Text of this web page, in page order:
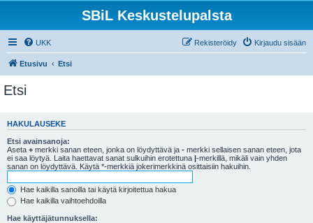
SBiL Keskustelupalsta
UKK Kirjaudu sisään
Rekisteröidy
Etusivu Etsi
Etsi
HAKULAUSEKE
Etsi avainsanoja:
Aseta + merkki sanan eteen, jonka on löydyttävä ja - merkki sellaisen sanan eteen, jota
ei saa löytyä. Laita haettavat sanat sulkuihin erotettuna |-merkillä, mikäli vain yhden
sanan on löydyttävä. Käytä *-merkkiä jokerimerkkinä osittaisiin hakuihin.
Hae kaikilla sanoilla tai käytä kirjoitettua hakua
Hae kaikilla vaihtoehdoilla
Hae käyttäjätunnuksella: